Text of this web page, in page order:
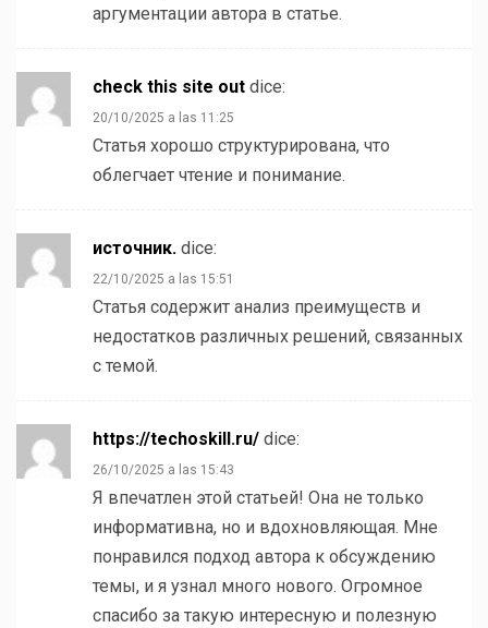
аргументации автора в статье.
check this site out dice:
20/10/2025 a las 11:25
Статья хорошо структурирована, что
облегчает чтение и понимание.
источник. dice:
22/10/2025 a las 15:51
Статья содержит анализ преимуществ и
недостатков различных решений, связанных
с темой.
https://techoskill.ru/ dice:
26/10/2025 a las 15:43
Я впечатлен этой статьей! Она не только
информативна, но и вдохновляющая. Мне
понравился подход автора к обсуждению
темы, и я узнал много нового. Огромное
спасибо за такую интересную и полезную